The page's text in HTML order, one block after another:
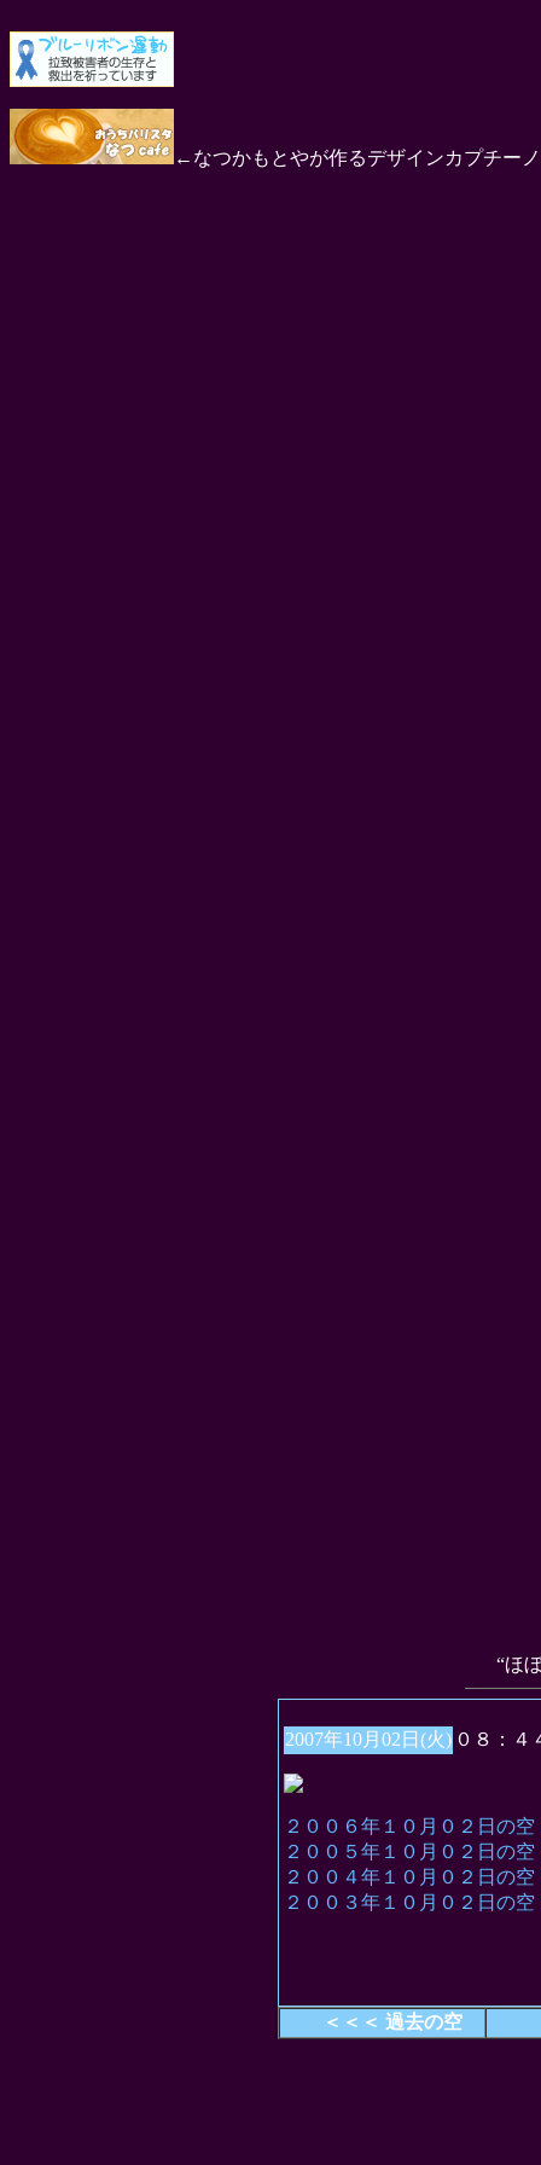
←なつかもとやが作るデザインカプチー
“ほ
2007年10月02日(火) ０８：４
２００６年１０月０２日の空
２００５年１０月０２日の空
２００４年１０月０２日の空
２００３年１０月０２日の空
＜＜＜ 過去の空